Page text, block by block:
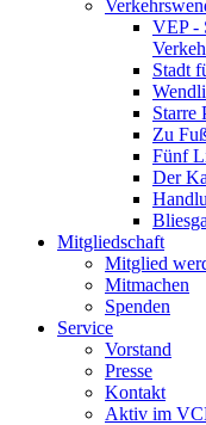
VEP -
Stadt
Starre
Zu
Fünf
Der
Mitgliedschaft
Mitglied
Mitmachen
Spenden
Service
Vorstand
Presse
Kontakt
Aktiv im